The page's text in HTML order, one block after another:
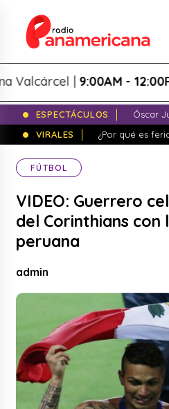
|9:00AM - 12:00PM
ESPECTÁCULOS
Óscar
VIRALES
¿Por qué es
FÚTBOL
VIDEO: Guerrero
del Corinthians con
peruana
admin